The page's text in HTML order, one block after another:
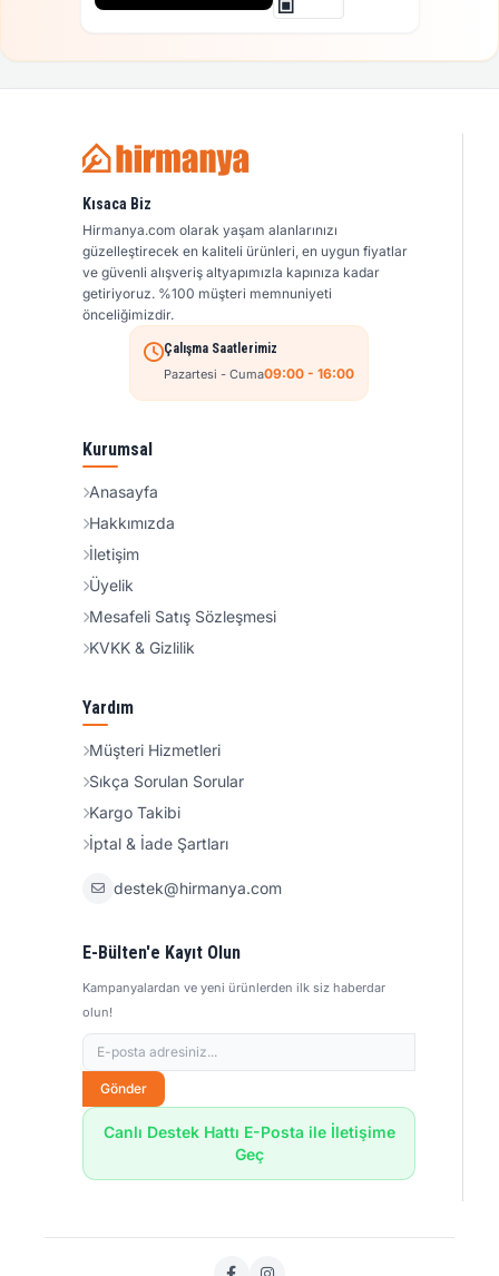
Kısaca Biz
Hirmanya.com olarak yaşam alanlarınızı
güzelleştirecek en kaliteli ürünleri, en uygun fiyatlar
ve güvenli alışveriş altyapımızla kapınıza kadar
getiriyoruz. %100 müşteri memnuniyeti
önceliğimizdir.
Çalışma Saatlerimiz
Pazartesi - Cuma09:00 - 16:00
Kurumsal
Anasayfa
Hakkımızda
İletişim
Üyelik
Mesafeli Satış Sözleşmesi
KVKK & Gizlilik
Yardım
Müşteri Hizmetleri
Sıkça Sorulan Sorular
Kargo Takibi
İptal & İade Şartları
destek@hirmanya.com
E-Bülten'e Kayıt Olun
Kampanyalardan ve yeni ürünlerden ilk siz haberdar
olun!
Gönder
Canlı Destek Hattı E-Posta ile İletişime
Geç